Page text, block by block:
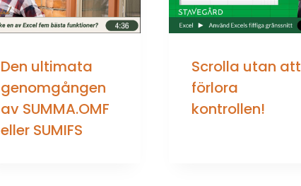
Den ultimata
genomgången
av SUMMA.OMF
eller SUMIFS
Scrolla utan att
förlora
kontrollen!